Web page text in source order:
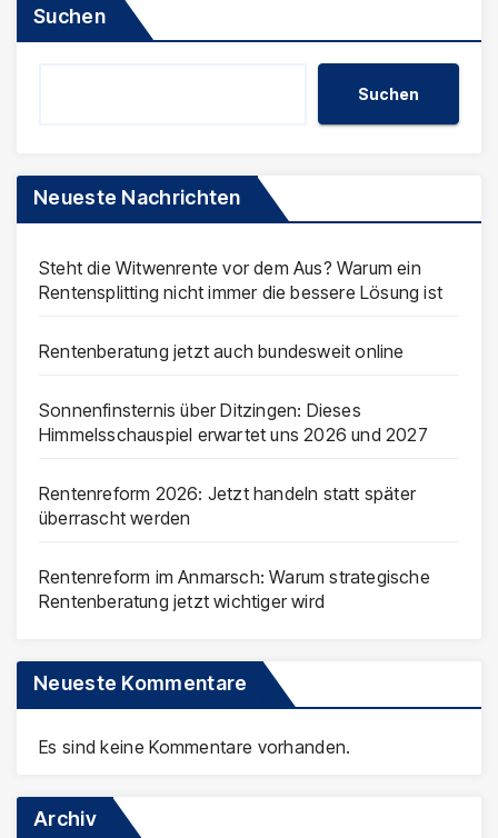
Suchen
Suchen
Neueste Nachrichten
Steht die Witwenrente vor dem Aus? Warum ein
Rentensplitting nicht immer die bessere Lösung ist
Rentenberatung jetzt auch bundesweit online
Sonnenfinsternis über Ditzingen: Dieses
Himmelsschauspiel erwartet uns 2026 und 2027
Rentenreform 2026: Jetzt handeln statt später
überrascht werden
Rentenreform im Anmarsch: Warum strategische
Rentenberatung jetzt wichtiger wird
Neueste Kommentare
Es sind keine Kommentare vorhanden.
Archiv